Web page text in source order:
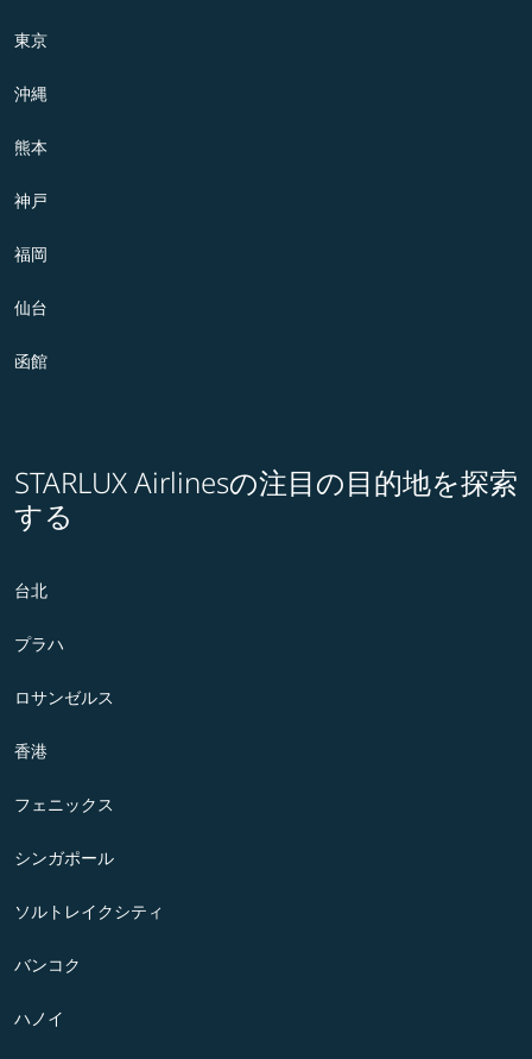
東京
沖縄
熊本
神戸
福岡
仙台
函館
STARLUX Airlinesの注目の目的地を探索
する
台北
プラハ
ロサンゼルス
香港
フェニックス
シンガポール
ソルトレイクシティ
バンコク
ハノイ